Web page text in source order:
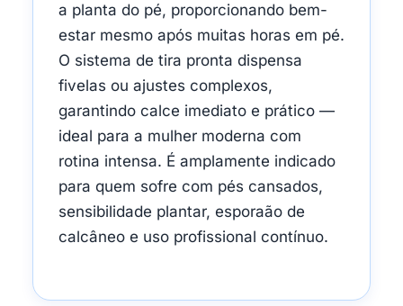
a planta do pé, proporcionando bem-
estar mesmo após muitas horas em pé.
O sistema de tira pronta dispensa
fivelas ou ajustes complexos,
garantindo calce imediato e prático —
ideal para a mulher moderna com
rotina intensa. É amplamente indicado
para quem sofre com pés cansados,
sensibilidade plantar, esporaão de
calcâneo e uso profissional contínuo.